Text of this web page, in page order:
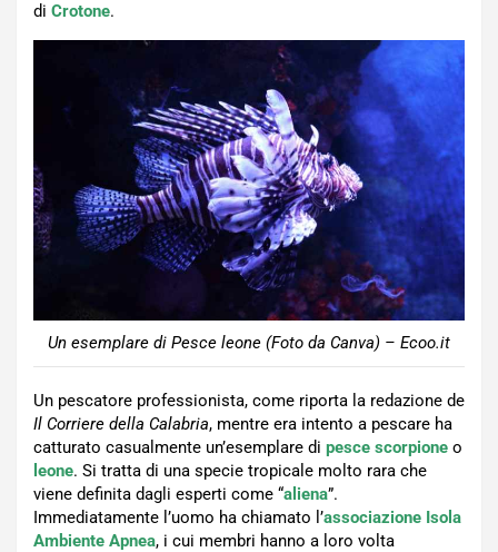
di Crotone.
Un esemplare di Pesce leone (Foto da Canva) – Ecoo.it
Un pescatore professionista, come riporta la redazione de
Il Corriere della Calabria, mentre era intento a pescare ha
catturato casualmente un’esemplare di pesce scorpione o
leone. Si tratta di una specie tropicale molto rara che
viene definita dagli esperti come “aliena”.
Immediatamente l’uomo ha chiamato l’associazione Isola
Ambiente Apnea, i cui membri hanno a loro volta